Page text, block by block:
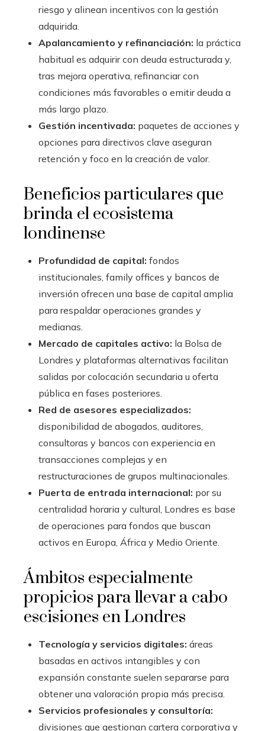
riesgo y alinean incentivos con la gestión
adquirida.
Apalancamiento y refinanciación: la práctica
habitual es adquirir con deuda estructurada y,
tras mejora operativa, refinanciar con
condiciones más favorables o emitir deuda a
más largo plazo.
Gestión incentivada: paquetes de acciones y
opciones para directivos clave aseguran
retención y foco en la creación de valor.
Beneficios particulares que
brinda el ecosistema
londinense
Profundidad de capital: fondos
institucionales, family offices y bancos de
inversión ofrecen una base de capital amplia
para respaldar operaciones grandes y
medianas.
Mercado de capitales activo: la Bolsa de
Londres y plataformas alternativas facilitan
salidas por colocación secundaria u oferta
pública en fases posteriores.
Red de asesores especializados:
disponibilidad de abogados, auditores,
consultoras y bancos con experiencia en
transacciones complejas y en
restructuraciones de grupos multinacionales.
Puerta de entrada internacional: por su
centralidad horaria y cultural, Londres es base
de operaciones para fondos que buscan
activos en Europa, África y Medio Oriente.
Ámbitos especialmente
propicios para llevar a cabo
escisiones en Londres
Tecnología y servicios digitales: áreas
basadas en activos intangibles y con
expansión constante suelen separarse para
obtener una valoración propia más precisa.
Servicios profesionales y consultoría:
divisiones que gestionan cartera corporativa y